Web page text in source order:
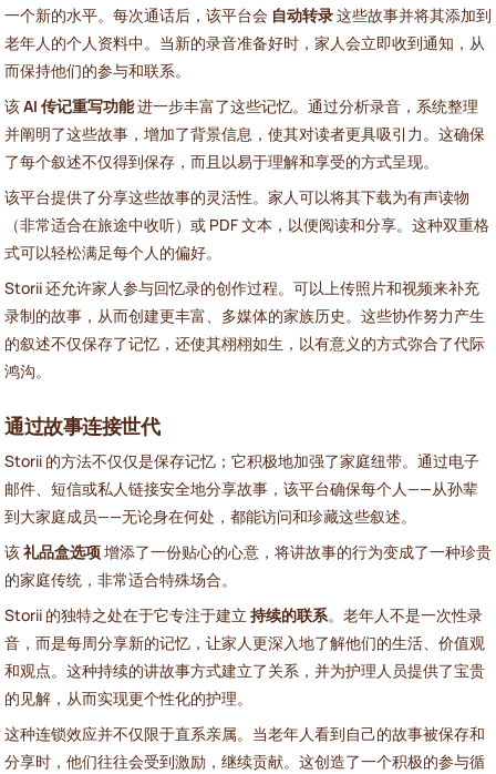
一个新的水平。每次通话后，该平台会 自动转录这些故事并将其添加到
老年人的个人资料中。当新的录音准备好时，家人会立即收到通知，从
而保持他们的参与和联系。
该AI 传记重写功能进一步丰富了这些记忆。通过分析录音，系统整理
并阐明了这些故事，增加了背景信息，使其对读者更具吸引力。这确保
了每个叙述不仅得到保存，而且以易于理解和享受的方式呈现。
该平台提供了分享这些故事的灵活性。家人可以将其下载为有声读物
（非常适合在旅途中收听）或 PDF 文本，以便阅读和分享。这种双重格
式可以轻松满足每个人的偏好。
Storii 还允许家人参与回忆录的创作过程。可以上传照片和视频来补充
录制的故事，从而创建更丰富、多媒体的家族历史。这些协作努力产生
的叙述不仅保存了记忆，还使其栩栩如生，以有意义的方式弥合了代际
鸿沟。
通过故事连接世代
Storii 的方法不仅仅是保存记忆；它积极地加强了家庭纽带。通过电子
邮件、短信或私人链接安全地分享故事，该平台确保每个人——从孙辈
到大家庭成员——无论身在何处，都能访问和珍藏这些叙述。
该礼品盒选项增添了一份贴心的心意，将讲故事的行为变成了一种珍贵
的家庭传统，非常适合特殊场合。
Storii 的独特之处在于它专注于建立 持续的联系。老年人不是一次性录
音，而是每周分享新的记忆，让家人更深入地了解他们的生活、价值观
和观点。这种持续的讲故事方式建立了关系，并为护理人员提供了宝贵
的见解，从而实现更个性化的护理。
这种连锁效应并不仅限于直系亲属。当老年人看到自己的故事被保存和
分享时，他们往往会受到激励，继续贡献。这创造了一个积极的参与循